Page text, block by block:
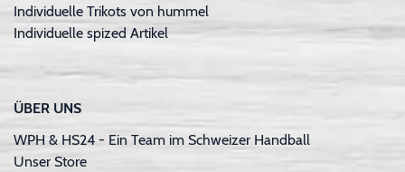
Individuelle Trikots von hummel
Individuelle spized Artikel
ÜBER UNS
WPH & HS24 - Ein Team im Schweizer Handball
Unser Store